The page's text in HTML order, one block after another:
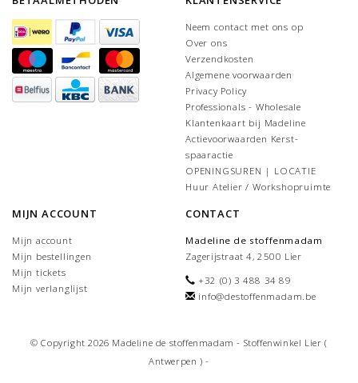
Neem contact met ons op
Over ons
Verzendkosten
Algemene voorwaarden
Privacy Policy
Professionals - Wholesale
Klantenkaart bij Madeline
Actievoorwaarden Kerst-
spaaractie
OPENINGSUREN | LOCATIE
Huur Atelier / Workshopruimte
MIJN ACCOUNT
Mijn account
Mijn bestellingen
Mijn tickets
Mijn verlanglijst
CONTACT
Madeline de stoffenmadam
Zagerijstraat 4, 2500 Lier
+32 (0) 3 488 34 89
info@destoffenmadam.be
© Copyright 2026 Madeline de stoffenmadam - Stoffenwinkel Lier (
Antwerpen ) -